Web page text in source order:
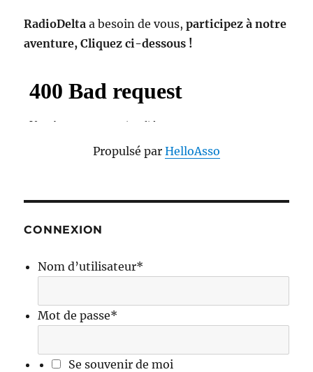
RadioDelta a besoin de vous,participez à notre
aventure, Cliquez ci-dessous !
Propulsé par HelloAsso
CONNEXION
Nom d’utilisateur*
Mot de passe*
Se souvenir de moi